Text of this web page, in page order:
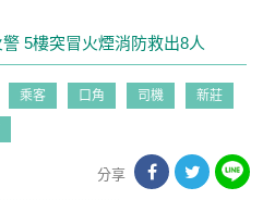
5樓突冒火煙消防救出8人
乘客 口角 司機 新莊
分享